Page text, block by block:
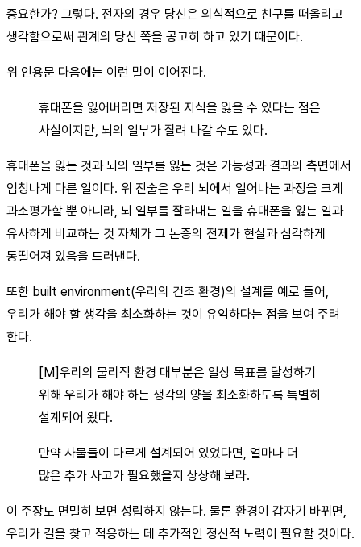
중요한가? 그렇다. 전자의 경우 당신은 의식적으로 친구를 떠올리고
생각함으로써 관계의 당신 쪽을 공고히 하고 있기 때문이다.
위 인용문 다음에는 이런 말이 이어진다.
휴대폰을 잃어버리면 저장된 지식을 잃을 수 있다는 점은
사실이지만, 뇌의 일부가 잘려 나갈 수도 있다.
휴대폰을 잃는 것과 뇌의 일부를 잃는 것은 가능성과 결과의 측면에서
엄청나게 다른 일이다. 위 진술은 우리 뇌에서 일어나는 과정을 크게
과소평가할 뿐 아니라, 뇌 일부를 잘라내는 일을 휴대폰을 잃는 일과
유사하게 비교하는 것 자체가 그 논증의 전제가 현실과 심각하게
동떨어져 있음을 드러낸다.
또한 built environment(우리의 건조 환경)의 설계를 예로 들어,
우리가 해야 할 생각을 최소화하는 것이 유익하다는 점을 보여 주려
한다.
[M]우리의 물리적 환경 대부분은 일상 목표를 달성하기
위해 우리가 해야 하는 생각의 양을 최소화하도록 특별히
설계되어 왔다.
만약 사물들이 다르게 설계되어 있었다면, 얼마나 더
많은 추가 사고가 필요했을지 상상해 보라.
이 주장도 면밀히 보면 성립하지 않는다. 물론 환경이 갑자기 바뀌면,
우리가 길을 찾고 적응하는 데 추가적인 정신적 노력이 필요할 것이다.